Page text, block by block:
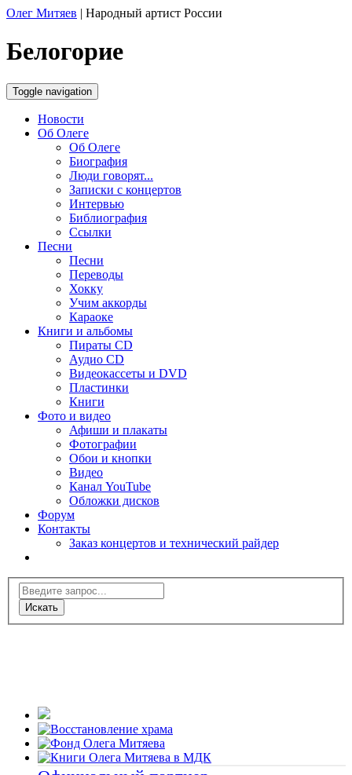
Олег Митяев | Народный артист России
Белогорие
Toggle navigation
Новости
Об Олеге
Об Олеге
Биография
Люди говорят...
Записки с концертов
Интервью
Библиография
Ссылки
Песни
Песни
Переводы
Хокку
Учим аккорды
Караоке
Книги и альбомы
Пираты CD
Аудио CD
Видеокассеты и DVD
Пластинки
Книги
Фото и видео
Афиши и плакаты
Фотографии
Обои и кнопки
Видео
Канал YouTube
Обложки дисков
Форум
Контакты
Заказ концертов и технический райдер
Искать